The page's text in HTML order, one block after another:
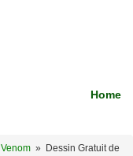
Home
Venom »
Dessin Gratuit de